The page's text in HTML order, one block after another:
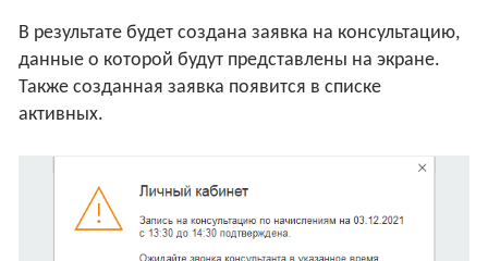
В результате будет создана заявка на консультацию,
данные о которой будут представлены на экране.
Также созданная заявка появится в списке
активных.